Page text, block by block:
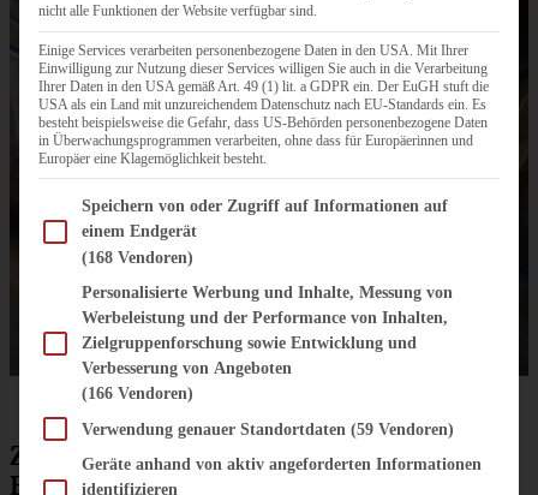
Zutaten für veganes Erdnuss-
Bananenbrot
nicht alle Funktionen der Website verfügbar sind.
Einige Services verarbeiten personenbezogene Daten in den USA. Mit Ihrer
Einwilligung zur Nutzung dieser Services willigen Sie auch in die Verarbeitung
Ihrer Daten in den USA gemäß Art. 49 (1) lit. a GDPR ein. Der EuGH stuft die
USA als ein Land mit unzureichendem Datenschutz nach EU-Standards ein. Es
besteht beispielsweise die Gefahr, dass US-Behörden personenbezogene Daten
in Überwachungsprogrammen verarbeiten, ohne dass für Europäerinnen und
Europäer eine Klagemöglichkeit besteht.
Im Folgenden finden Sie eine Liste der Zwecke des IAB Transparency and Consent
Speichern von oder Zugriff auf Informationen auf
einem Endgerät
(168 Vendoren)
Personalisierte Werbung und Inhalte, Messung von
Werbeleistung und der Performance von Inhalten,
Zielgruppenforschung sowie Entwicklung und
Verbesserung von Angeboten
(166 Vendoren)
Verwendung genauer Standortdaten (59 Vendoren)
Geräte anhand von aktiv angeforderten Informationen
identifizieren